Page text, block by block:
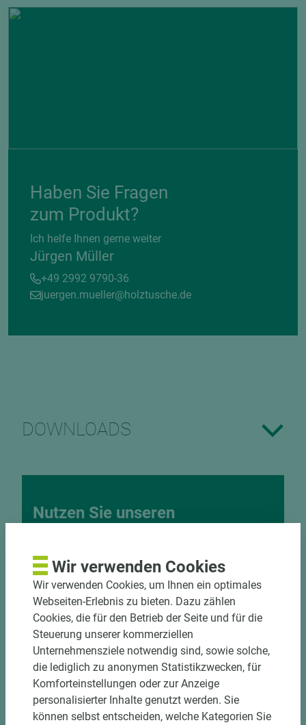
Haben Sie Fragen
zum Produkt?
Ich helfe Ihnen gerne weiter
Jürgen Müller
+49 2992 9790-36
juergen.mueller@holztusche.de
DOWNLOADS
Nutzen Sie unseren
Bekantungsfähiger Fixmaßzuschnitt maßhaltig
und winkelgenau
Hohe und präzise Leistung durch
halbautomatische Beschickung
Einzelteiletikettierung auf Wunsch möglich
Materialschonende und kundengerechte
Verpackung der Fixmaße
Jetzt Zuschnitt anfragen
Wir verwenden Cookies
Wir verwenden Cookies, um Ihnen ein optimales
Webseiten-Erlebnis zu bieten. Dazu zählen
Cookies, die für den Betrieb der Seite und für die
Steuerung unserer kommerziellen
Unternehmensziele notwendig sind, sowie solche,
die lediglich zu anonymen Statistikzwecken, für
Komforteinstellungen oder zur Anzeige
personalisierter Inhalte genutzt werden. Sie
können selbst entscheiden, welche Kategorien Sie